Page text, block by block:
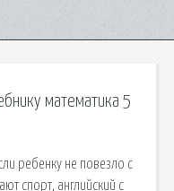
математика 5
ребенку не повезло с
спорт, английский с